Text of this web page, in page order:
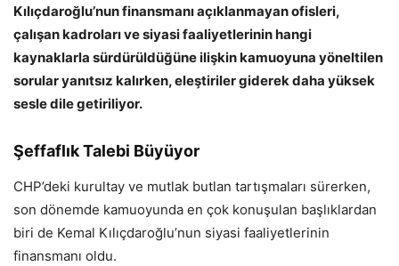
Kılıçdaroğlu’nun finansmanı açıklanmayan ofisleri,
çalışan kadroları ve siyasi faaliyetlerinin hangi
kaynaklarla sürdürüldüğüne ilişkin kamuoyuna yöneltilen
sorular yanıtsız kalırken, eleştiriler giderek daha yüksek
sesle dile getiriliyor.
Şeffaflık Talebi Büyüyor
CHP’deki kurultay ve mutlak butlan tartışmaları sürerken,
son dönemde kamuoyunda en çok konuşulan başlıklardan
biri de Kemal Kılıçdaroğlu’nun siyasi faaliyetlerinin
finansmanı oldu.